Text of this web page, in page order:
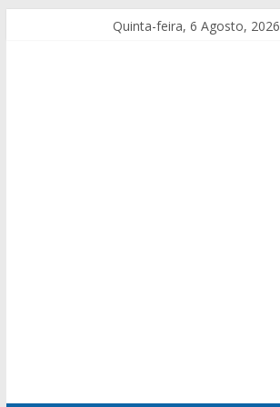
Quinta-feira, 6 Agosto, 2026